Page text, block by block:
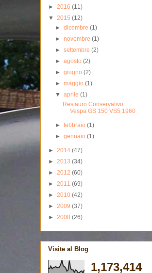
► 2016 (11)
▼ 2015 (12)
►dicembre(1)
►novembre(1)
►settembre(2)
►agosto(2)
►giugno(2)
►maggio(1)
▼aprile(1)
Restauro Conservativo
Vespa GS 150 VS5 1960
►febbraio(1)
►gennaio(1)
► 2014 (47)
► 2013 (34)
► 2012 (60)
► 2011 (69)
► 2010 (42)
► 2009 (37)
► 2008 (26)
Visite al Blog
1,173,414